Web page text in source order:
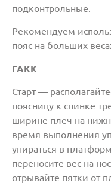
подконтрольные.
Рекомендуем
пояс на больших
ГАКК
Старт —
поясницу к спинке
ширине плеч на
время выполнения
упираться в
переносите вес на
отрывайте пятки от